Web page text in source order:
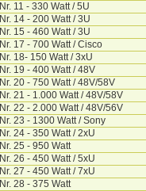
Nr. 11 - 330 Watt / 5U
Nr. 14 - 200 Watt / 3U
Nr. 15 - 460 Watt / 3U
Nr. 17 - 700 Watt / Cisco
Nr. 18- 150 Watt / 3xU
Nr. 19 - 400 Watt / 48V
Nr. 20 - 750 Watt / 48V/58V
Nr. 21 - 1.000 Watt / 48V/58V
Nr. 22 - 2.000 Watt / 48V/56V
Nr. 23 - 1300 Watt / Sony
Nr. 24 - 350 Watt / 2xU
Nr. 25 - 950 Watt
Nr. 26 - 450 Watt / 5xU
Nr. 27 - 450 Watt / 7xU
Nr. 28 - 375 Watt